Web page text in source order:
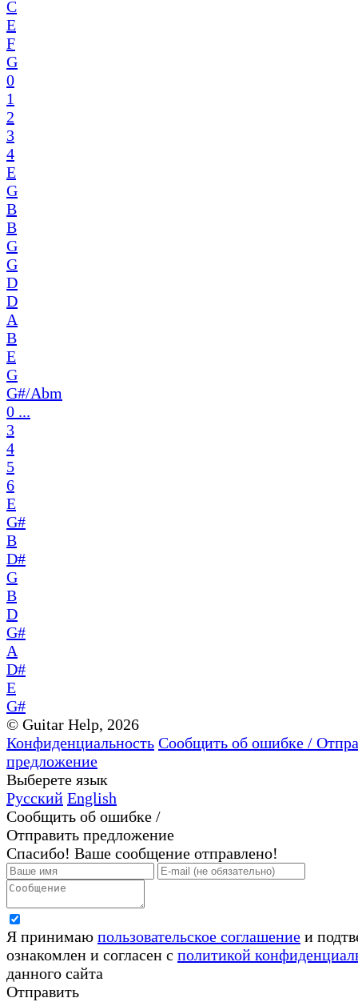
C
E
F
G
0
1
2
3
4
E
G
B
B
G
G
D
D
A
B
E
G
G#/Abm
0 ...
3
4
5
6
E
G#
B
D#
G
B
D
G#
A
D#
E
G#
© Guitar Help, 2026
Конфиденциальность Сообщить об ошибке /
предложение
Выберете язык
Русский English
Сообщить об ошибке /
Отправить предложение
Спасибо! Ваше сообщение отправлено!
Я принимаю пользовательское соглашение и
ознакомлен и согласен с политикой
данного сайта
Отправить